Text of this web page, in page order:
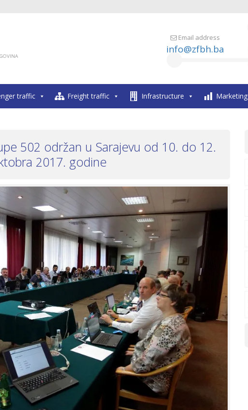
Email address
info@zfbh.ba
traffic Freight traffic Infrastructure Marketing
502 održan u Sarajevu od 10. do 12.
2017. godine